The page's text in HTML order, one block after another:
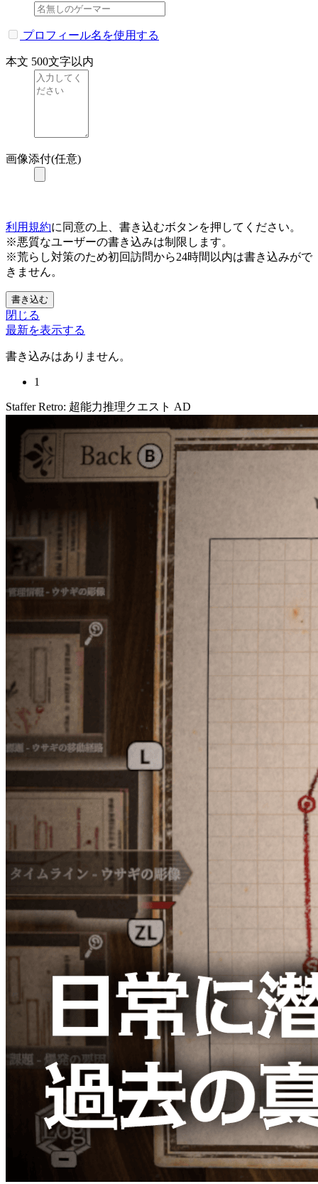
プロフィール名を使用する
本文 500文字以内
画像添付(任意)
利用規約に同意の上、書き込むボタンを押してください。
※悪質なユーザーの書き込みは制限します。
※荒らし対策のため初回訪問から24時間以内は書き込みがで
きません。
書き込む
閉じる
最新を表示する
書き込みはありません。
1
Staffer Retro: 超能力推理クエスト AD